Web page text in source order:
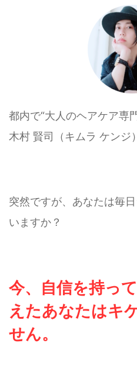
都内で“大人のヘアケア専
木村 賢司（キムラ ケンジ
突然ですが、あなたは毎
いますか？
今、自信を持っ
えたあなたはキ
せん。